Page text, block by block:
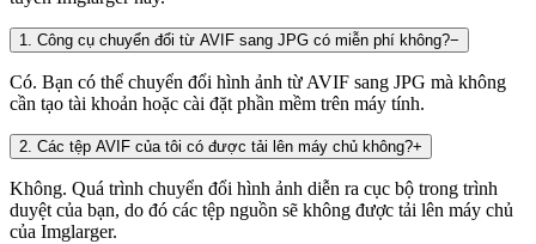
1. Công cụ chuyển đổi từ AVIF sang JPG có miễn phí không?−
Có. Bạn có thể chuyển đổi hình ảnh từ AVIF sang JPG mà không
cần tạo tài khoản hoặc cài đặt phần mềm trên máy tính.
2. Các tệp AVIF của tôi có được tải lên máy chủ không?+
Không. Quá trình chuyển đổi hình ảnh diễn ra cục bộ trong trình
duyệt của bạn, do đó các tệp nguồn sẽ không được tải lên máy chủ
của Imglarger.